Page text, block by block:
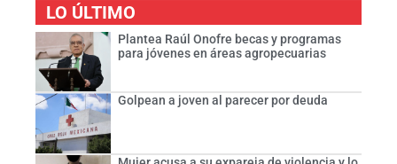
LO ÚLTIMO
Plantea Raúl Onofre becas y programas
para jóvenes en áreas agropecuarias
Golpean a joven al parecer por deuda